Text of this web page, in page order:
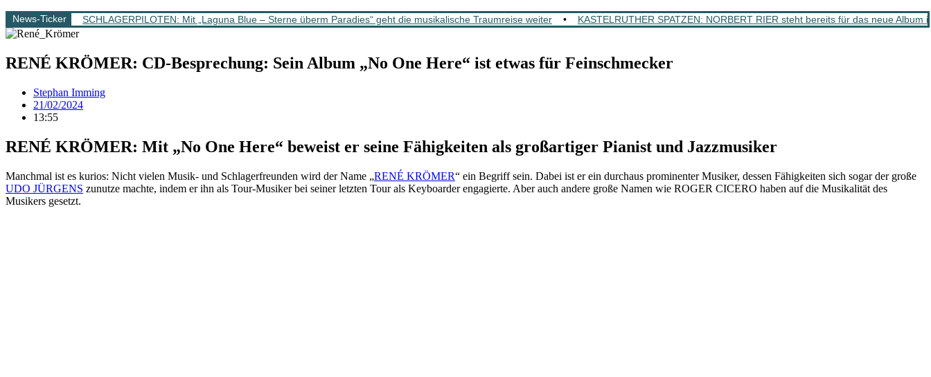
News-Ticker SCHLAGERPILOTEN: Mit „Laguna Blue – Sterne überm Paradies“ geht die musikalische Traumreise weiter • KASTELRUTHER SPATZEN: NORBERT RIER steht bereits für das neue Album
RENÉ KRÖMER: CD-Besprechung: Sein Album „No One Here“ ist etwas für Feinschmecker
Stephan Imming
21/02/2024
13:55
RENÉ KRÖMER: Mit „No One Here“ beweist er seine Fähigkeiten als großartiger Pianist und Jazzmusiker
Manchmal ist es kurios: Nicht vielen Musik- und Schlagerfreunden wird der Name „RENÉ KRÖMER“ ein Begriff sein. Dabei ist er ein durchaus prominenter Musiker, dessen Fähigkeiten sich sogar der große
UDO JÜRGENS zunutze machte, indem er ihn als Tour-Musiker bei seiner letzten Tour als Keyboarder engagierte. Aber auch andere große Namen wie ROGER CICERO haben auf die Musikalität des
Musikers gesetzt.